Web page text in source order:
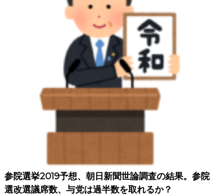
に
つ
改
選
議
席
？
参院選挙2019予想、朝日新聞世論調査の結果。参院
選改選議席数、与党は過半数を取れるか？